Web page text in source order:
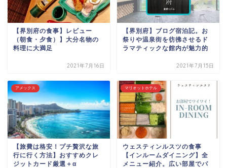
【界別府の食事】レビュー
（朝食・夕食）】大分名物の
料理に大満足
2021年7月16日
【界別府】ブログ宿泊記。お
祭りや温泉街を彷彿させるド
ラマティックな館内が魅力的
2021年7月15日
アメックス
【旅費は格安！プチ贅沢な旅
行に行く方法】おすすめクレ
ジットカード厳選＋α
マリオットホテル
ウェスティンルスツの食事
【インルームダイニング】全
メニュー紹介。広い部屋でパ